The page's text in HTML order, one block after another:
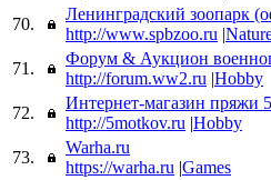
70.
Ленинградский зоопарк
http://www.spbzoo.ru |
71.
Форум & Аукцион
http://forum.ww2.ru |Hobby
72.
Интернет-магазин пряжи
http://5motkov.ru |Hobby
73.
Warha.ru
https://warha.ru |Games